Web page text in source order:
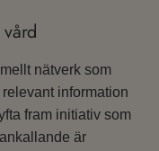
nätverk som
information
fram initiativ som
är